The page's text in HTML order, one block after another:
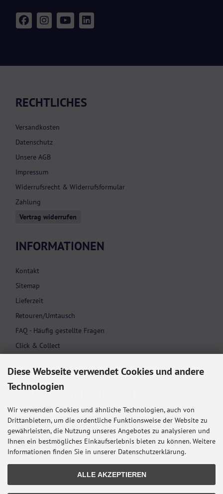
RECHTLICHES
Versandkosten
Datenschutz
Unsere AGB
Impressum
Widerrufsrecht & Widerrufsformular
Zahlung
Vertrag widerrufen
INFORMATIONEN
Kontakt
Sitemap
Lieferzeit
Retouren/Umtausch
FAQ - Häufig gestellte Fragen
Click & Collect
ZAHLUNGS­METHODEN
Diese Webseite verwendet Cookies und andere
Technologien
Wir verwenden Cookies und ähnliche Technologien, auch von
Drittanbietern, um die ordentliche Funktionsweise der Website zu
gewährleisten, die Nutzung unseres Angebotes zu analysieren und
Ihnen ein bestmögliches Einkaufserlebnis bieten zu können. Weitere
Informationen finden Sie in unserer Datenschutzerklärung.
ALLE AKZEPTIEREN